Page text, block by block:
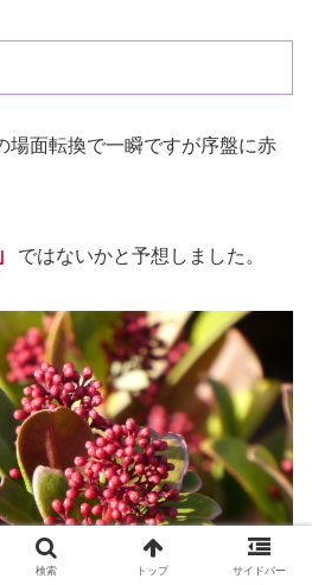
場面転換で一瞬ですが序盤に赤
ではないかと予想しました。
検索 トップ サイドバー